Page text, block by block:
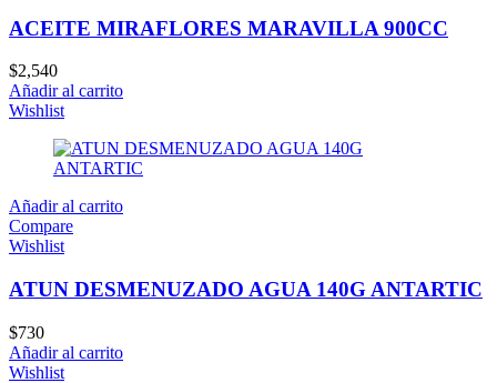
ACEITE MIRAFLORES MARAVILLA 900CC
$2,540
Añadir al carrito
Wishlist
Añadir al carrito
Compare
Wishlist
ATUN DESMENUZADO AGUA 140G ANTARTIC
$730
Añadir al carrito
Wishlist